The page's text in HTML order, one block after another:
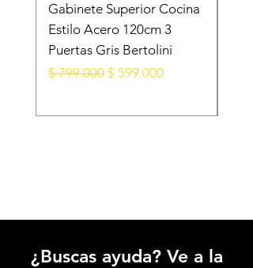
Gabinete Superior Cocina
Estilo Acero 120cm 3
Puertas Gris Bertolini
Precio
$ 799.000 Precio de oferta
$ 599.000
¿Buscas ayuda? Ve a la